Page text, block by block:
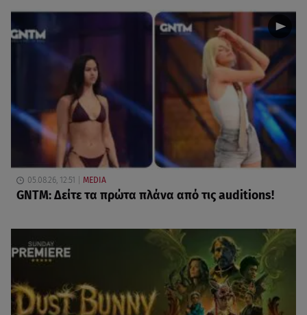
05.08.26, 12:51 MEDIA
GNTM: Δείτε τα πρώτα πλάνα από τις auditions!